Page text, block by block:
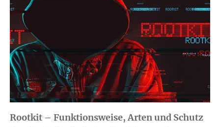
Rootkit – Funktionsweise, Arten und Schutz